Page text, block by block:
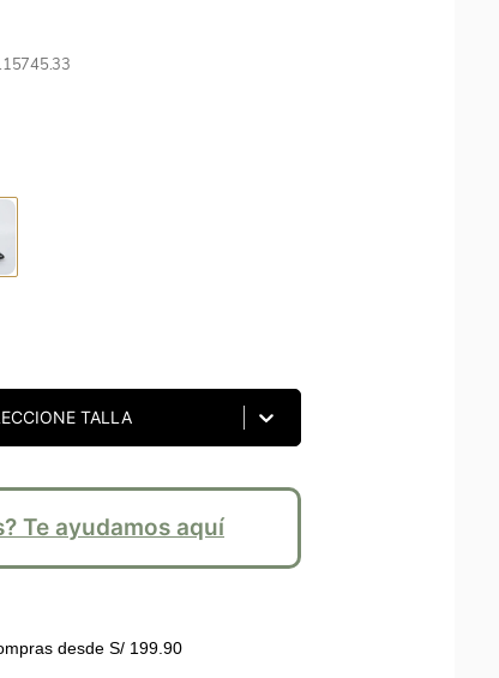
TALLA
Te ayudamos aquí
desde S/ 199.90